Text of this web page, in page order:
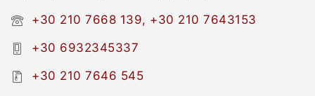
+30 210 7668 139, +30 210 7643153
+30 6932345337
+30 210 7646 545